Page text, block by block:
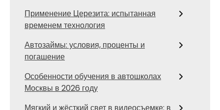
Применение Церезита: испытанная
временем технология
Автозаймы: условия, проценты и
погашение
Особенности обучения в автошколах
Москвы в 2026 году
Мягкий и жёсткий свет в видеосъемке: в